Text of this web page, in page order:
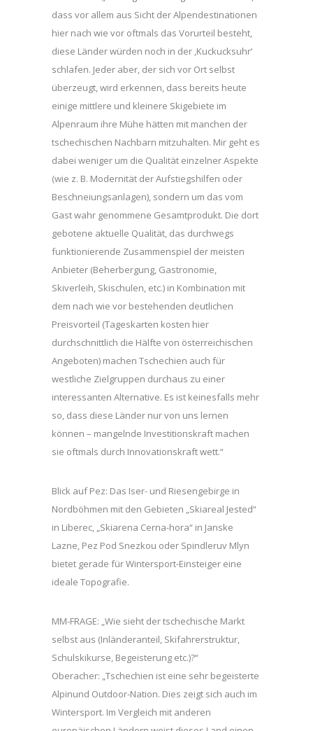
dass vor allem aus Sicht der Alpendestinationen
hier nach wie vor oftmals das Vorurteil besteht,
diese Länder würden noch in der ,Kuckucksuhr‘
schlafen. Jeder aber, der sich vor Ort selbst
überzeugt, wird erkennen, dass bereits heute
einige mittlere und kleinere Skigebiete im
Alpenraum ihre Mühe hätten mit manchen der
tschechischen Nachbarn mitzuhalten. Mir geht es
dabei weniger um die Qualität einzelner Aspekte
(wie z. B. Modernität der Aufstiegshilfen oder
Beschneiungsanlagen), sondern um das vom
Gast wahr genommene Gesamtprodukt. Die dort
gebotene aktuelle Qualität, das durchwegs
funktionierende Zusammenspiel der meisten
Anbieter (Beherbergung, Gastronomie,
Skiverleih, Skischulen, etc.) in Kombination mit
dem nach wie vor bestehenden deutlichen
Preisvorteil (Tageskarten kosten hier
durchschnittlich die Hälfte von österreichischen
Angeboten) machen Tschechien auch für
westliche Zielgruppen durchaus zu einer
interessanten Alternative. Es ist keinesfalls mehr
so, dass diese Länder nur von uns lernen
können – mangelnde Investitionskraft machen
sie oftmals durch Innovationskraft wett.“
Blick auf Pez: Das Iser- und Riesengebirge in
Nordböhmen mit den Gebieten „Skiareal Jested“
in Liberec, „Skiarena Cerna-hora“ in Janske
Lazne, Pez Pod Snezkou oder Spindleruv Mlyn
bietet gerade für Wintersport-Einsteiger eine
ideale Topografie.
MM-FRAGE: „Wie sieht der tschechische Markt
selbst aus (Inländeranteil, Skifahrerstruktur,
Schulskikurse, Begeisterung etc.)?“
Oberacher: „Tschechien ist eine sehr begeisterte
Alpinund Outdoor-Nation. Dies zeigt sich auch im
Wintersport. Im Vergleich mit anderen